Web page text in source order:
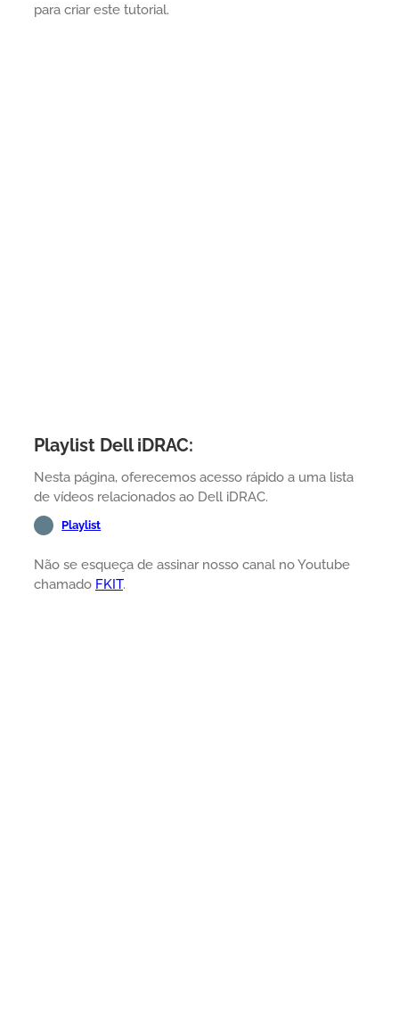
para criar este tutorial.
Playlist Dell iDRAC:
Nesta página, oferecemos acesso rápido a uma lista
de vídeos relacionados ao Dell iDRAC.
Playlist
Não se esqueça de assinar nosso canal no Youtube
chamado FKIT.